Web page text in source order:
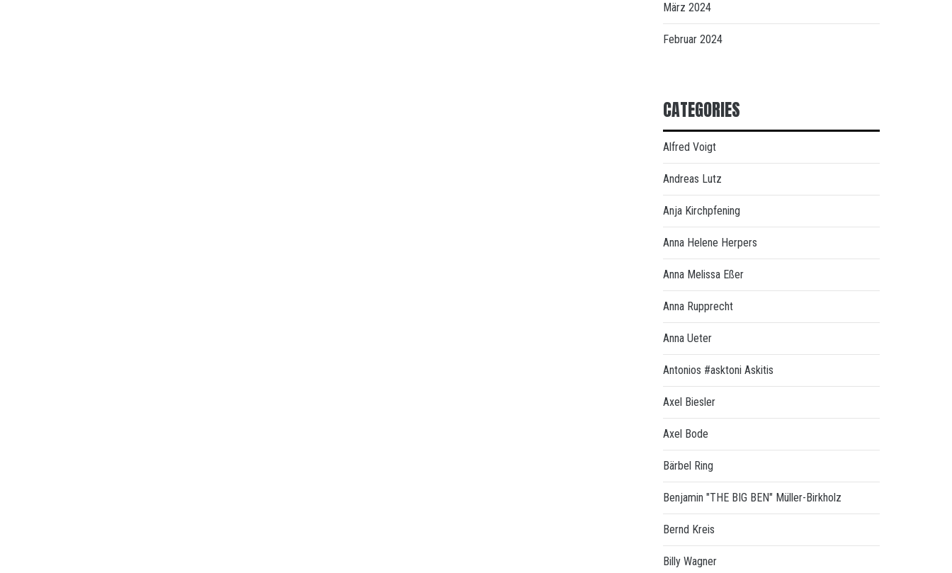
März 2024
Februar 2024
CATEGORIES
Alfred Voigt
Andreas Lutz
Anja Kirchpfening
Anna Helene Herpers
Anna Melissa Eßer
Anna Rupprecht
Anna Ueter
Antonios #asktoni Askitis
Axel Biesler
Axel Bode
Bärbel Ring
Benjamin "THE BIG BEN" Müller-Birkholz
Bernd Kreis
Billy Wagner